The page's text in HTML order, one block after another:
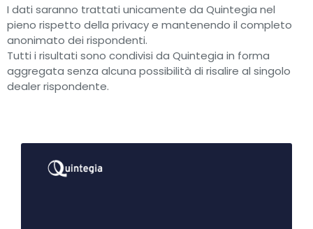
I dati saranno trattati unicamente da Quintegia nel
pieno rispetto della privacy e mantenendo il completo
anonimato dei rispondenti.
Tutti i risultati sono condivisi da Quintegia in forma
aggregata senza alcuna possibilità di risalire al singolo
dealer rispondente.